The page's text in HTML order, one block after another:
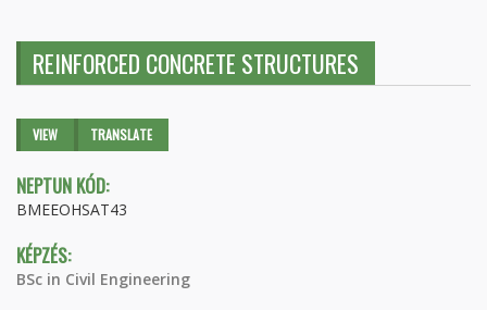
REINFORCED CONCRETE STRUCTURES
Primary tabs
VIEW (ACTIVETRANSLATE
NEPTUN KÓD:
BMEEOHSAT43
KÉPZÉS:
BSc in Civil Engineering